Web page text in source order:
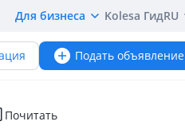
Для бизнеса Kolesa ГидRU
Подать объявление
Почитать